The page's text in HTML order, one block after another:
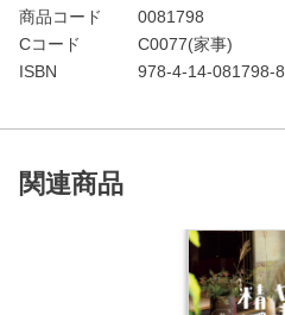
商品コード
0081798
Cコード
C0077(家事)
ISBN
978-4-14-081798-8
関連商品